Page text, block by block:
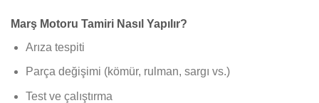
Marş Motoru Tamiri Nasıl Yapılır?
Arıza tespiti
Parça değişimi (kömür, rulman, sargı vs.)
Test ve çalıştırma